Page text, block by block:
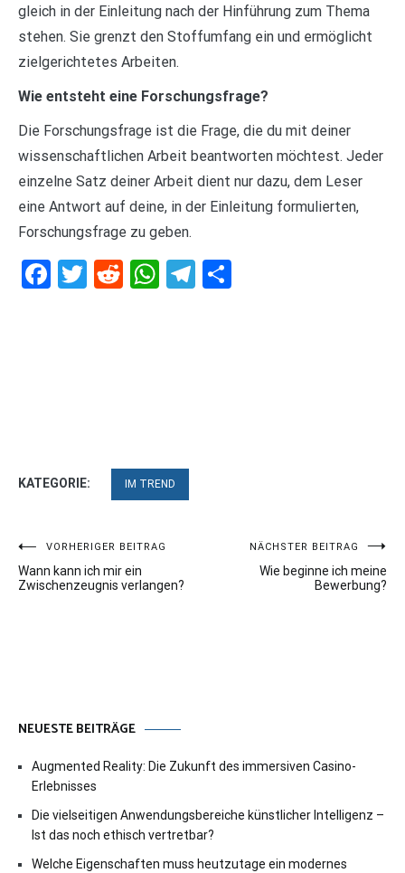
gleich in der Einleitung nach der Hinführung zum Thema
stehen. Sie grenzt den Stoffumfang ein und ermöglicht
zielgerichtetes Arbeiten.
Wie entsteht eine Forschungsfrage?
Die Forschungsfrage ist die Frage, die du mit deiner
wissenschaftlichen Arbeit beantworten möchtest. Jeder
einzelne Satz deiner Arbeit dient nur dazu, dem Leser
eine Antwort auf deine, in der Einleitung formulierten,
Forschungsfrage zu geben.
Facebook
Twitter
RedditWhatsApp
Telegram
KATEGORIE: IM TREND
Beitragsnavigation
VORHERIGER BEITRAG
Wann kann ich mir ein
Zwischenzeugnis verlangen?
NÄCHSTER BEITRAG
Wie beginne ich meine
Bewerbung?
NEUESTE BEITRÄGE
Augmented Reality: Die Zukunft des immersiven Casino-
Erlebnisses
Die vielseitigen Anwendungsbereiche künstlicher Intelligenz –
Ist das noch ethisch vertretbar?
Welche Eigenschaften muss heutzutage ein modernes